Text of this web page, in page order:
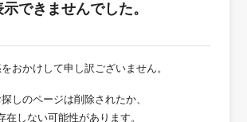
示できませんでした。
をおかけして申し訳ございません。
探しのページは削除されたか、
在しない可能性があります。